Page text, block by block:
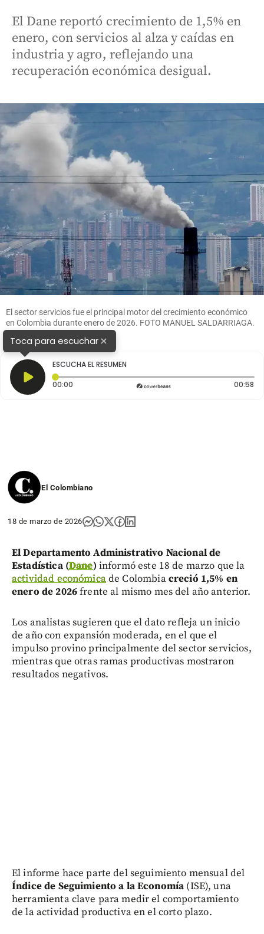
El Dane reportó crecimiento de 1,5% en
enero, con servicios al alza y caídas en
industria y agro, reflejando una
recuperación económica desigual.
El sector servicios fue el principal motor del crecimiento económico
en Colombia durante enero de 2026. FOTO MANUEL SALDARRIAGA.
Toca para escuchar×
ESCUCHA EL RESUMEN
00:00 Tiempo transcurrido: 0 segundos 00:58
El Colombiano
18 de marzo de 2026
El Departamento Administrativo Nacional de
Estadística (Dane)informó este 18 de marzo que la
actividad económicade Colombiacreció 1,5% en
enero de 2026frente al mismo mes del año anterior.
Los analistas sugieren que el dato refleja un inicio
de año con expansión moderada, en el que el
impulso provino principalmente del sector servicios,
mientras que otras ramas productivas mostraron
resultados negativos.
El informe hace parte del seguimiento mensual del
Índice de Seguimiento a la Economía (ISE), una
herramienta clave para medir el comportamiento
de la actividad productiva en el corto plazo.